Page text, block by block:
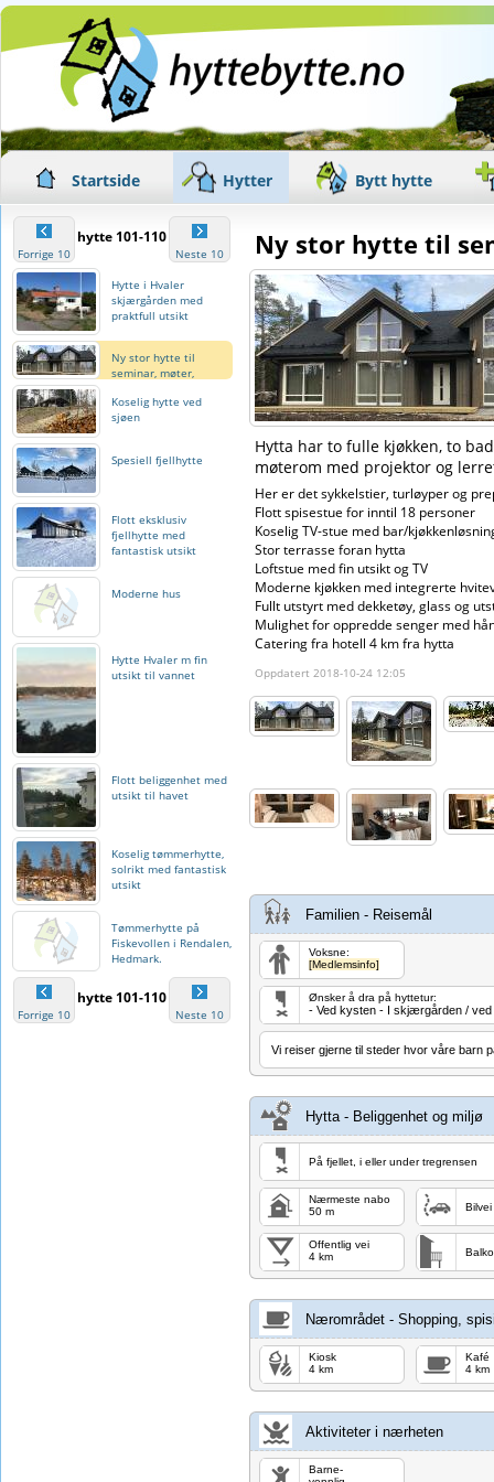
Startside Hytter Bytt hytte
Forrige 10
hytte 101-110
Neste 10
Hytte i Hvaler
skjærgården med
praktfull utsikt
Ny stor hytte til
seminar, møter,
trening og hygge
Koselig hytte ved
sjøen
Spesiell fjellhytte
Flott eksklusiv
fjellhytte med
fantastisk utsikt
Moderne hus
Hytte Hvaler m fin
utsikt til vannet
Flott beliggenhet med
utsikt til havet
Koselig tømmerhytte,
solrikt med fantastisk
utsikt
Tømmerhytte på
Fiskevollen i Rendalen,
Hedmark.
Forrige 10
hytte 101-110
Neste 10
Ny stor hytte til
Hytta har to fulle kjøkken, to
møterom med projektor og
Her er det sykkelstier, turløyper og
Flott spisestue for inntil 18 personer
Koselig TV-stue med bar/
Stor terrasse foran hytta
Loftstue med fin utsikt og TV
Moderne kjøkken med integrerte
Fullt utstyrt med dekketøy, glass og
Mulighet for oppredde senger med
Catering fra hotell 4 km fra hytta
Oppdatert 2018-10-24 12:05
Familien - Reisemål
Voksne:
[Medlemsinfo]
Ønsker å dra på hyttetur:
- Ved kysten - I skjærgården / ved
Vi reiser gjerne til steder hvor våre barn
Hytta - Beliggenhet og miljø
På fjellet, i eller under tregrensen
Nærmeste nabo
50 m
Offentlig vei
4 km
Nærområdet - Shopping,
Kiosk
4 km
Kafé
4 km
Aktiviteter i nærheten
Barne-